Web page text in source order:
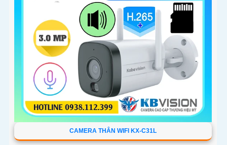
CAMERA THÂN WIFI KX-C31L